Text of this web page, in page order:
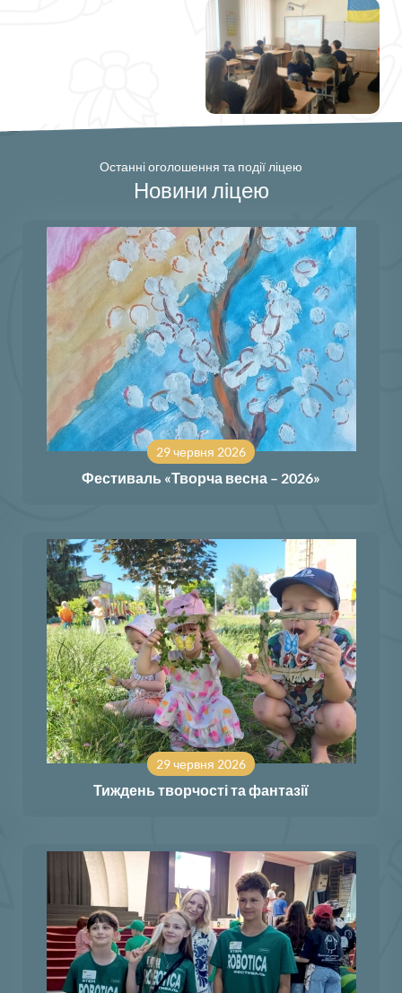
Останні оголошення та події ліцею
Новини ліцею
29 червня 2026
Фестиваль «Творча весна – 2026»
29 червня 2026
Тиждень творчості та фантазії